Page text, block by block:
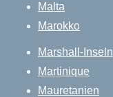
Malta
Marokko
Marshall-Inseln
Martinique
Mauretanien